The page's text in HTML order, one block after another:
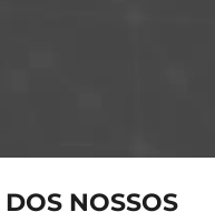
NOSSOS